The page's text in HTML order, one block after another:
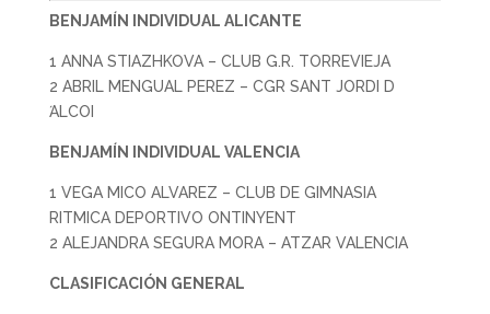
BENJAMÍN INDIVIDUAL ALICANTE
1 ANNA STIAZHKOVA – CLUB G.R. TORREVIEJA
2 ABRIL MENGUAL PEREZ – CGR SANT JORDI D
́ALCOI
BENJAMÍN INDIVIDUAL VALENCIA
1 VEGA MICO ALVAREZ – CLUB DE GIMNASIA
RITMICA DEPORTIVO ONTINYENT
2 ALEJANDRA SEGURA MORA – ATZAR VALENCIA
CLASIFICACIÓN GENERAL